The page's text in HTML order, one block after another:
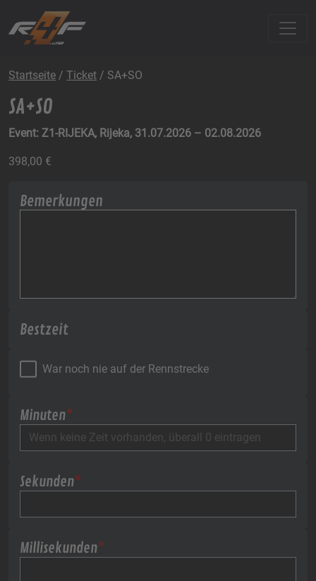
Startseite / Ticket / SA+SO
SA+SO
Event: Z1-RIJEKA, Rijeka, 31.07.2026 – 02.08.2026
398,00 €
Bemerkungen
Bestzeit
War noch nie auf der Rennstrecke
*
Minuten
*
Sekunden
*
Millisekunden